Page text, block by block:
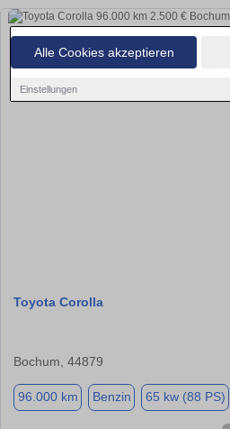
Alle Cookies akzeptieren
Einstellungen
Toyota Corolla
Bochum, 44879
96.000 km Benzin 65 kw (88 PS)